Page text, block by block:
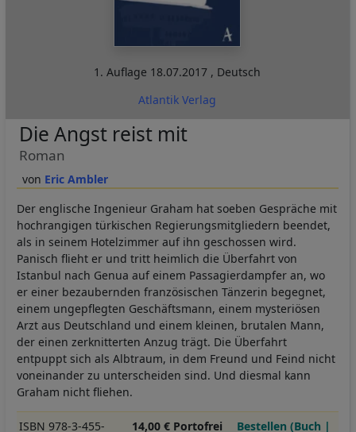
1. Auflage 18.07.2017 , Deutsch
Atlantik Verlag
Eric Ambler
Die Angst reist mit
Roman
Der englische Ingenieur Graham hat soeben Gespräche mit
hochrangigen türkischen Regierungsmitgliedern beendet,
als in seinem Hotelzimmer auf ihn geschossen wird.
Panisch flieht er und tritt heimlich die Überfahrt von
Istanbul nach Genua auf einem Passagierdampfer an, wo
er einer bezaubernden französischen Tänzerin begegnet,
einem ungepflegten Geschäftsmann, einem mysteriösen
Arzt aus Deutschland und einem kleinen, brutalen Mann,
der einen zerknitterten Anzug trägt. Die Überfahrt
entpuppt sich als Albtraum, in dem Freund und Feind nicht
voneinander zu unterscheiden sind. Und diesmal kann
Graham nicht fliehen.
ISBN 978-3-455-
14,00 € Portofrei
Bestellen (Buch |